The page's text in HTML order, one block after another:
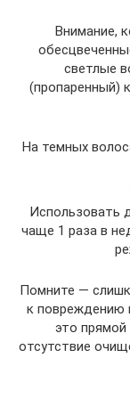
Внимание,
светлые
(пропаренный)
На темных
Использовать
чаще 1 раза в
Помните —
к повреждению
это прямой
отсутствие